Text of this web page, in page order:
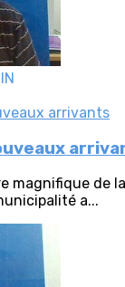
magnifique de
a...